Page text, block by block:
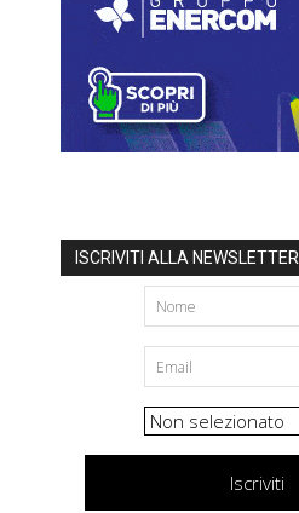
ISCRIVITI ALLA NEWSLETTER
Iscriviti